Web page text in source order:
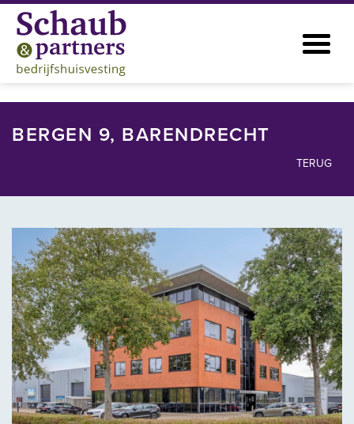
BERGEN 9, BARENDRECHT
TERUG
vorige